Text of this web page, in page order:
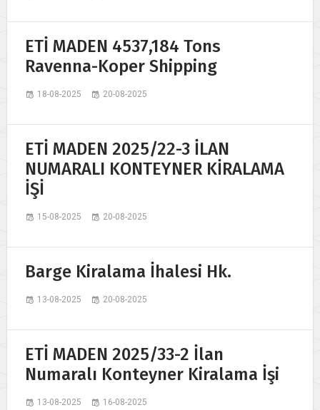
ETİ MADEN 4537,184 Tons
Ravenna-Koper Shipping
18-08-2025 20-08-2025
ETİ MADEN 2025/22-3 İLAN
NUMARALI KONTEYNER KİRALAMA
İŞİ
15-08-2025 20-08-2025
Barge Kiralama İhalesi Hk.
13-08-2025 20-08-2025
ETİ MADEN 2025/33-2 İlan
Numaralı Konteyner Kiralama İşi
13-08-2025 16-08-2025